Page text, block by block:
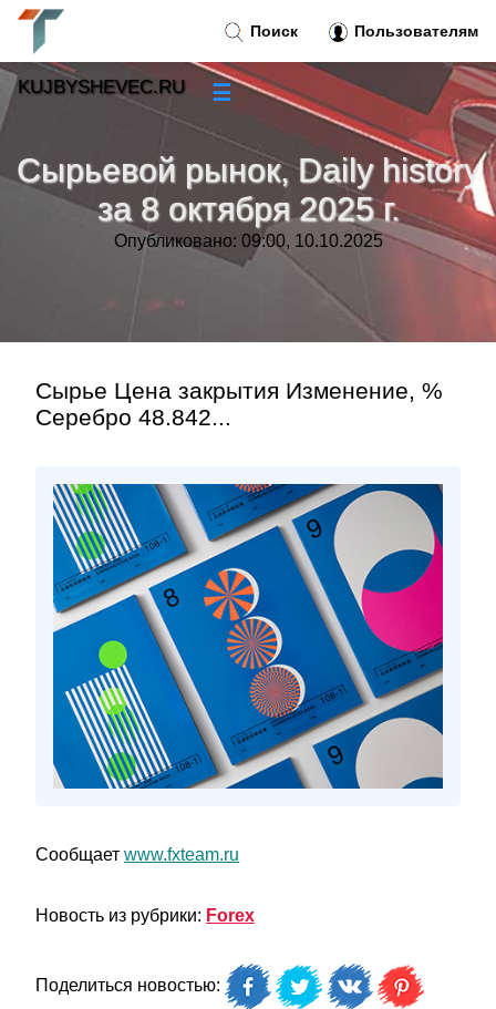
Сырьевой рынок, Daily history
за 8 октября 2025 г.
Опубликовано: 09:00, 10.10.2025
Сырье Цена закрытия Изменение, %
Серебро 48.842...
Сообщает www.fxteam.ru
Новость из рубрики: Forex
Поделиться новостью:
Поиск Пользователям
KUJBYSHEVEC.RU ☰
»
Тренды новостей »
»
Контакт»